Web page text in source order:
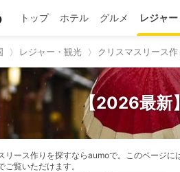
トップ ホテル グルメ レジャ
レジャー・観光 クリスマスリース作
【2026最新
リース作りを探すならaumoで。このページ
ご覧いただけます。